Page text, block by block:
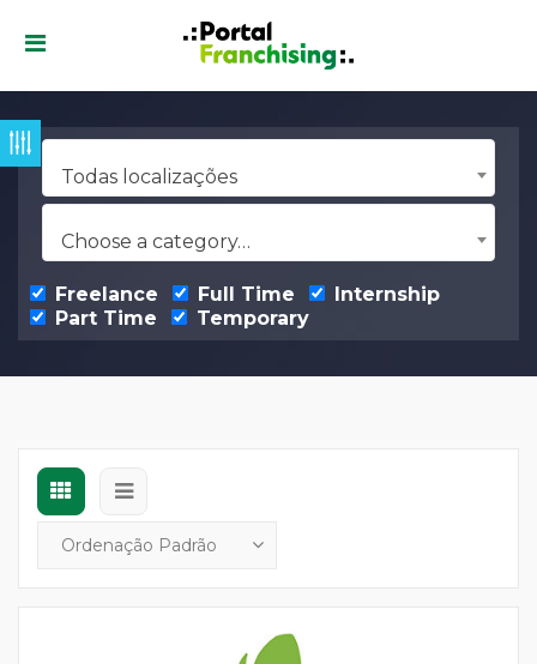
Todas localizações
Choose a category…
Freelance Full Time
Internship
Part Time
Temporary